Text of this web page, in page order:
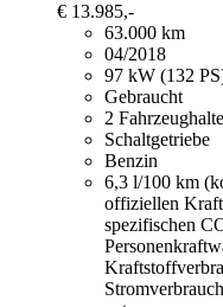
€ 13.985,-
63.000 km
04/2018
97 kW (132
Gebraucht
2
Schaltgetriebe
Benzin
6,3 l/100 km
offiziellen
spezifischen